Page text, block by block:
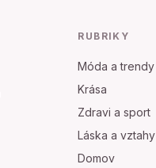
RUBRIKY
Móda a trendy
Krása
Zdravi a sport
Láska a vztahy
Domov